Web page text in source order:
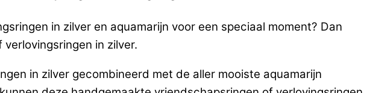
in zilver en aquamarijn voor een speciaal moment? Dan
in zilver.
in zilver gecombineerd met de aller mooiste aquamarijn